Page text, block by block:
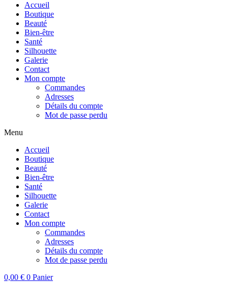
Accueil
Boutique
Beauté
Bien-être
Santé
Silhouette
Galerie
Contact
Mon compte
Commandes
Adresses
Détails du compte
Mot de passe perdu
Menu
Accueil
Boutique
Beauté
Bien-être
Santé
Silhouette
Galerie
Contact
Mon compte
Commandes
Adresses
Détails du compte
Mot de passe perdu
0,00 € 0 Panier